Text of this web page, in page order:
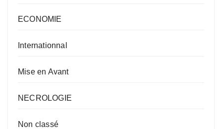
ECONOMIE
Internationnal
Mise en Avant
NECROLOGIE
Non classé